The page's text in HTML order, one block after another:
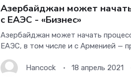
Азербайджан может
с ЕАЭС - «Бизнес»
Азербайджан может начать
ЕАЭС, в том числе и с Арменией —
Hancock 18 апрель 2021